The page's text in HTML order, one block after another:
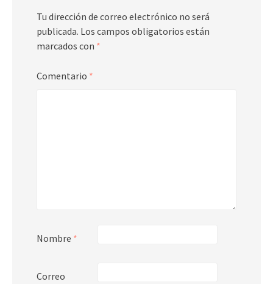
Tu dirección de correo electrónico no será
publicada. Los campos obligatorios están
marcados con *
Comentario *
Nombre *
Correo